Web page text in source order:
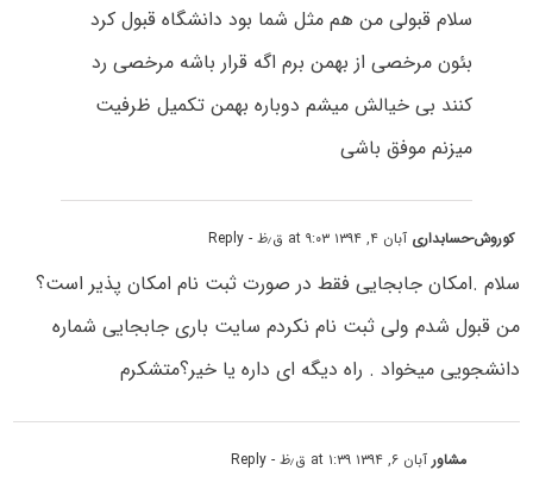
سلام قبولی من هم مثل شما بود دانشگاه قبول کرد
بئون مرخصی از بهمن برم اگه قرار باشه مرخصی رد
کنند بی خیالش میشم دوباره بهمن تکمیل ظرفیت
میزنم موفق باشی
کوروش-حسابداری آبان ۴, ۱۳۹۴ at ۹:۰۳ ق٫ظ - Reply
سلام .امکان جابجایی فقط در صورت ثبت نام امکان پذیر است؟
من قبول شدم ولی ثبت نام نکردم سایت باری جابجایی شماره
دانشجویی میخواد . راه دیگه ای داره یا خیر؟متشکرم
مشاورآبان ۶, ۱۳۹۴ at ۱:۳۹ ق٫ظ - Reply